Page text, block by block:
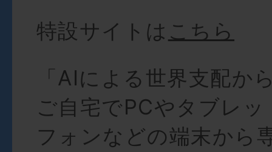
特設サイトは こちら
「AIによる世界支配か
ご自宅でPCやタブレ
フォンなどの端末から